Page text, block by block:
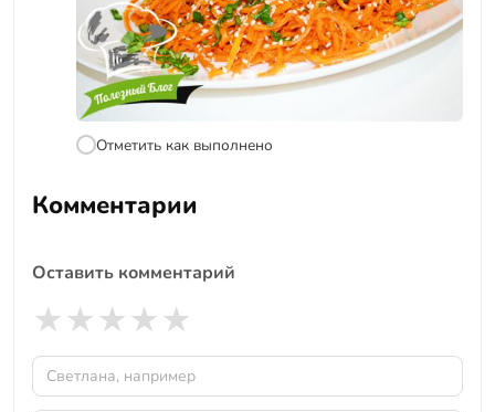
Отметить как выполнено
Комментарии
Оставить комментарий
★★★★★